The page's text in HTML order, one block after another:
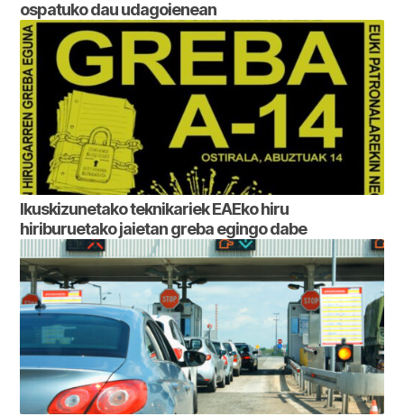
ospatuko dau udagoienean
Ikuskizunetako teknikariek EAEko hiru
hiriburuetako jaietan greba egingo dabe